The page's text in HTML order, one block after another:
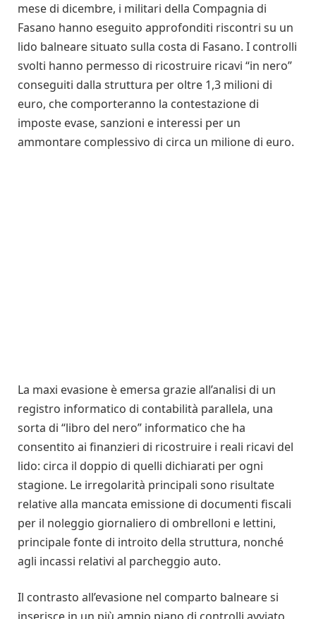
mese di dicembre, i militari della Compagnia di
Fasano hanno eseguito approfonditi riscontri su un
lido balneare situato sulla costa di Fasano. I controlli
svolti hanno permesso di ricostruire ricavi “in nero”
conseguiti dalla struttura per oltre 1,3 milioni di
euro, che comporteranno la contestazione di
imposte evase, sanzioni e interessi per un
ammontare complessivo di circa un milione di euro.
La maxi evasione è emersa grazie all’analisi di un
registro informatico di contabilità parallela, una
sorta di “libro del nero” informatico che ha
consentito ai finanzieri di ricostruire i reali ricavi del
lido: circa il doppio di quelli dichiarati per ogni
stagione. Le irregolarità principali sono risultate
relative alla mancata emissione di documenti fiscali
per il noleggio giornaliero di ombrelloni e lettini,
principale fonte di introito della struttura, nonché
agli incassi relativi al parcheggio auto.
Il contrasto all’evasione nel comparto balneare si